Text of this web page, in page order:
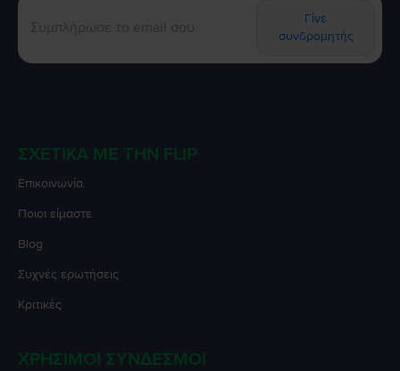
Γίνε
συνδρομητής
ΣΧΕΤΙΚΆ ΜΕ ΤΗΝ FLIP
Επικοινωνία
Ποιοι είμαστε
Blog
Συχνές ερωτήσεις
Κριτικές
ΧΡΉΣΙΜΟΙ ΣΎΝΔΕΣΜΟΙ